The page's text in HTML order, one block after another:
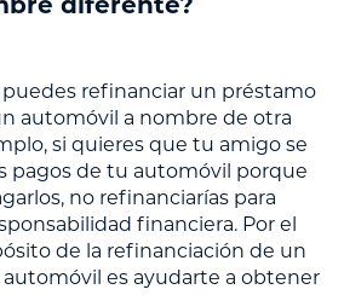
diferente?
puedes refinanciar un préstamo
automóvil a nombre de otra
si quieres que tu amigo se
pagos de tu automóvil porque
no refinanciarías para
financiera. Por el
de la refinanciación de un
es ayudarte a obtener